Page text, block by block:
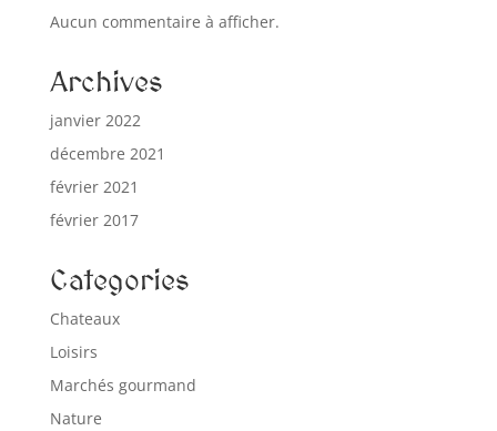
Aucun commentaire à afficher.
Archives
janvier 2022
décembre 2021
février 2021
février 2017
Categories
Chateaux
Loisirs
Marchés gourmand
Nature